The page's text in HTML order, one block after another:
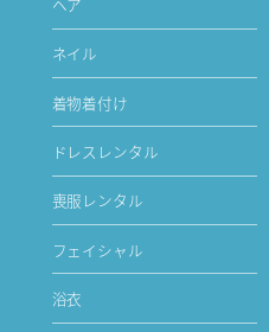
ネイル
着物着付け
ドレスレンタル
喪服レンタル
フェイシャル
浴衣